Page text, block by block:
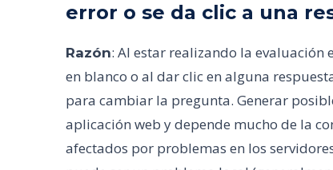
error o se da clic a una
Razón: Al estar realizando la evaluación
en blanco o al dar clic en alguna
para cambiar la pregunta. Generar
aplicación web y depende mucho de la
afectados por problemas en los